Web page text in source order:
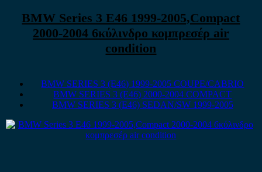
BMW Series 3 E46 1999-2005,Compact
2000-2004 6κύλινδρο κομπρεσέρ air
condition
BMW SERIES 3 (E46) 1999-2005 COUPE/CABRIO
BMW SERIES 3 (E46) 2000-2004 COMPACT
BMW SERIES 3 (E46) SEDAN/SW 1999-2005